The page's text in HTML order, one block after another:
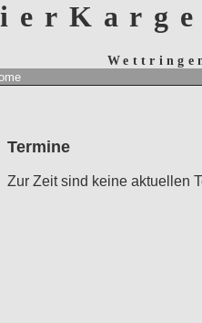
Termine
Zur Zeit sind keine aktuellen